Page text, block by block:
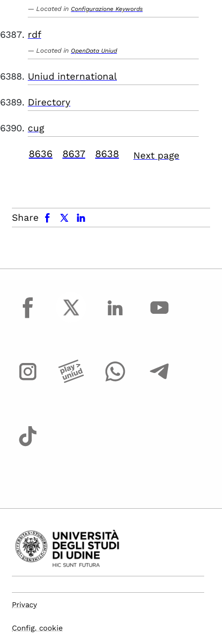
Located in Configurazione Keywords
rdf
Located in OpenData Uniud
Uniud international
Directory
cug
8636 8637 8638 Next page
Share
facebook x.com linkedin
facebook
Privacy
Config. cookie